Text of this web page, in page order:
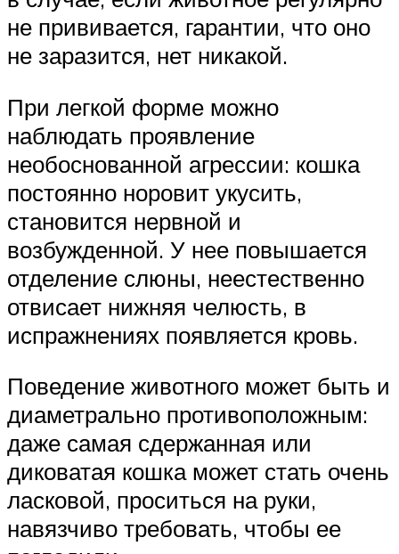
не прививается, гарантии, что оно
не заразится, нет никакой.
При легкой форме можно
наблюдать проявление
необоснованной агрессии: кошка
постоянно норовит укусить,
становится нервной и
возбужденной. У нее повышается
отделение слюны, неестественно
отвисает нижняя челюсть, в
испражнениях появляется кровь.
Поведение животного может быть и
диаметрально противоположным:
даже самая сдержанная или
диковатая кошка может стать очень
ласковой, проситься на руки,
навязчиво требовать, чтобы ее